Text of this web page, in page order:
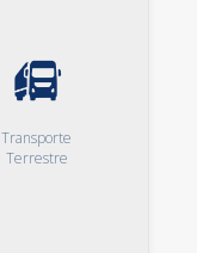
Transporte
Terrestre